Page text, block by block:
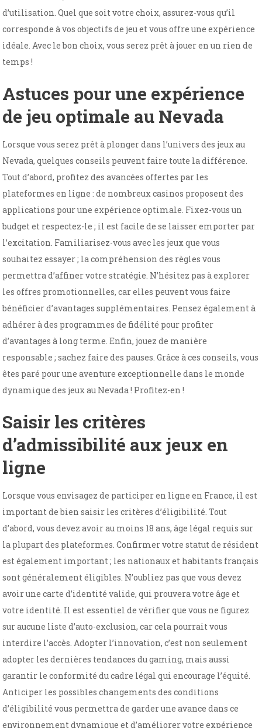
d’utilisation. Quel que soit votre choix, assurez-vous qu’il
corresponde à vos objectifs de jeu et vous offre une expérience
idéale. Avec le bon choix, vous serez prêt à jouer en un rien de
temps !
Astuces pour une expérience
de jeu optimale au Nevada
Lorsque vous serez prêt à plonger dans l’univers des jeux au
Nevada, quelques conseils peuvent faire toute la différence.
Tout d’abord, profitez des avancées offertes par les
plateformes en ligne : de nombreux casinos proposent des
applications pour une expérience optimale. Fixez-vous un
budget et respectez-le ; il est facile de se laisser emporter par
l’excitation. Familiarisez-vous avec les jeux que vous
souhaitez essayer ; la compréhension des règles vous
permettra d’affiner votre stratégie. N’hésitez pas à explorer
les offres promotionnelles, car elles peuvent vous faire
bénéficier d’avantages supplémentaires. Pensez également à
adhérer à des programmes de fidélité pour profiter
d’avantages à long terme. Enfin, jouez de manière
responsable ; sachez faire des pauses. Grâce à ces conseils, vous
êtes paré pour une aventure exceptionnelle dans le monde
dynamique des jeux au Nevada ! Profitez-en !
Saisir les critères
d’admissibilité aux jeux en
ligne
Lorsque vous envisagez de participer en ligne en France, il est
important de bien saisir les critères d’éligibilité. Tout
d’abord, vous devez avoir au moins 18 ans, âge légal requis sur
la plupart des plateformes. Confirmer votre statut de résident
est également important ; les nationaux et habitants français
sont généralement éligibles. N’oubliez pas que vous devez
avoir une carte d’identité valide, qui prouvera votre âge et
votre identité. Il est essentiel de vérifier que vous ne figurez
sur aucune liste d’auto-exclusion, car cela pourrait vous
interdire l’accès. Adopter l’innovation, c’est non seulement
adopter les dernières tendances du gaming, mais aussi
garantir le conformité du cadre légal qui encourage l’équité.
Anticiper les possibles changements des conditions
d’éligibilité vous permettra de garder une avance dans ce
environnement dynamique et d’améliorer votre expérience